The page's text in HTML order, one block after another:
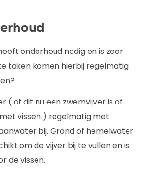
onderhoud nodig en is zeer
taken komen hierbij regelmatig
( of dit nu een zwemvijver is of
vissen ) regelmatig met
bij. Grond of hemelwater
om de vijver bij te vullen en is
de vissen.